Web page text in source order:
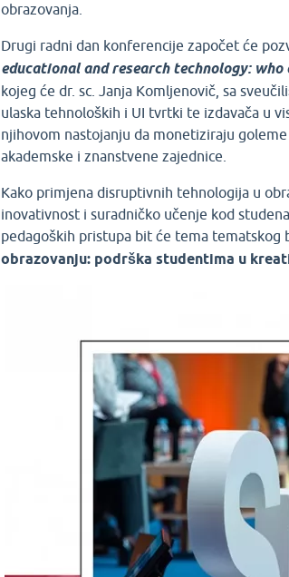
obrazovanja.
Drugi radni dan konferencije započet će
educational and research technology:
kojeg će dr. sc. Janja Komljenovič, sa
ulaska tehnoloških i UI tvrtki te izdavača u
njihovom nastojanju da monetiziraju
akademske i znanstvene zajednice.
Kako primjena disruptivnih tehnologija u
inovativnost i suradničko učenje kod
pedagoških pristupa bit će tema tematskog
obrazovanju: podrška studentima u